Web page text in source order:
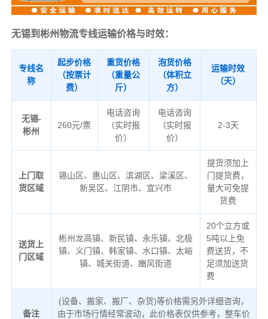
无锡到彬州物流专线运输价格与时效：
专线名
称
起步价格
（按票计
费）
重货价格
（重量公
斤）
泡货价格
（体积立
方）
运输时效
（天）
无锡-
彬州
260元/票
电话咨询
（实时报
价）
电话咨询
（实时报
价）
2-3天
上门取
货区域
锡山区、惠山区、滨湖区、梁溪区、
新吴区、江阴市、宜兴市
提货须加上
门提货费，
量大可免提
货费
送货上
门区域
彬州龙高镇、新民镇、永乐镇、北极
镇、义门镇、韩家镇、水口镇、太峪
镇、城关街道、豳风街道
20个立方或
5吨以上免
费送货，不
足须加送货
费
备注
(设备、搬家、搬厂、杂货)等价格需另外详细咨询，
由于市场行情经常波动，此价格表仅供参考，整车价